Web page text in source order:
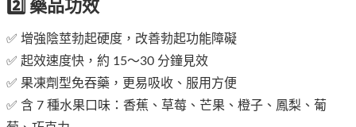
2️⃣ 藥品功效
✅ 增強陰莖勃起硬度，改善勃起功能障礙
✅ 起效速度快，約 15～30 分鐘見效
✅ 果凍劑型免吞藥，更易吸收、服用方便
✅ 含 7 種水果口味：香蕉、草莓、芒果、橙子、鳳梨、葡